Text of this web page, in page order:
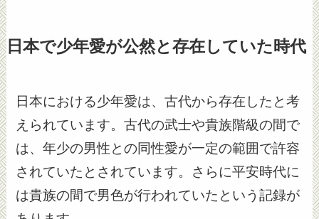
日本で少年愛が公然と存在していた時代
日本における少年愛は、古代から存在したと考
えられています。古代の武士や貴族階級の間で
は、年少の男性との同性愛が一定の範囲で許容
されていたとされています。さらに平安時代に
は貴族の間で男色が行われていたという記録が